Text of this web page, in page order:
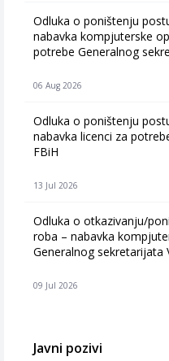
Odluka o poništenju
nabavka kompjuterske
potrebe Generalnog
06 Aug 2026
Odluka o poništenju
nabavka licenci za
FBiH
13 Jul 2026
Odluka o otkazivanju/
roba – nabavka
Generalnog sekretarijata
09 Jul 2026
Javni pozivi